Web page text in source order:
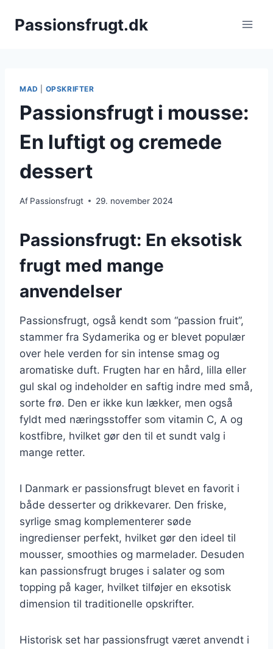
Passionsfrugt.dk
MAD OPSKRIFTER
Passionsfrugt i mousse:
En luftigt og cremede
dessert
Af Passionsfrugt 29. november 2024
Passionsfrugt: En eksotisk
frugt med mange
anvendelser
Passionsfrugt, også kendt som “passion fruit”,
stammer fra Sydamerika og er blevet populær
over hele verden for sin intense smag og
aromatiske duft. Frugten har en hård, lilla eller
gul skal og indeholder en saftig indre med små,
sorte frø. Den er ikke kun lækker, men også
fyldt med næringsstoffer som vitamin C, A og
kostfibre, hvilket gør den til et sundt valg i
mange retter.
I Danmark er passionsfrugt blevet en favorit i
både desserter og drikkevarer. Den friske,
syrlige smag komplementerer søde
ingredienser perfekt, hvilket gør den ideel til
mousser, smoothies og marmelader. Desuden
kan passionsfrugt bruges i salater og som
topping på kager, hvilket tilføjer en eksotisk
dimension til traditionelle opskrifter.
Historisk set har passionsfrugt været anvendt i